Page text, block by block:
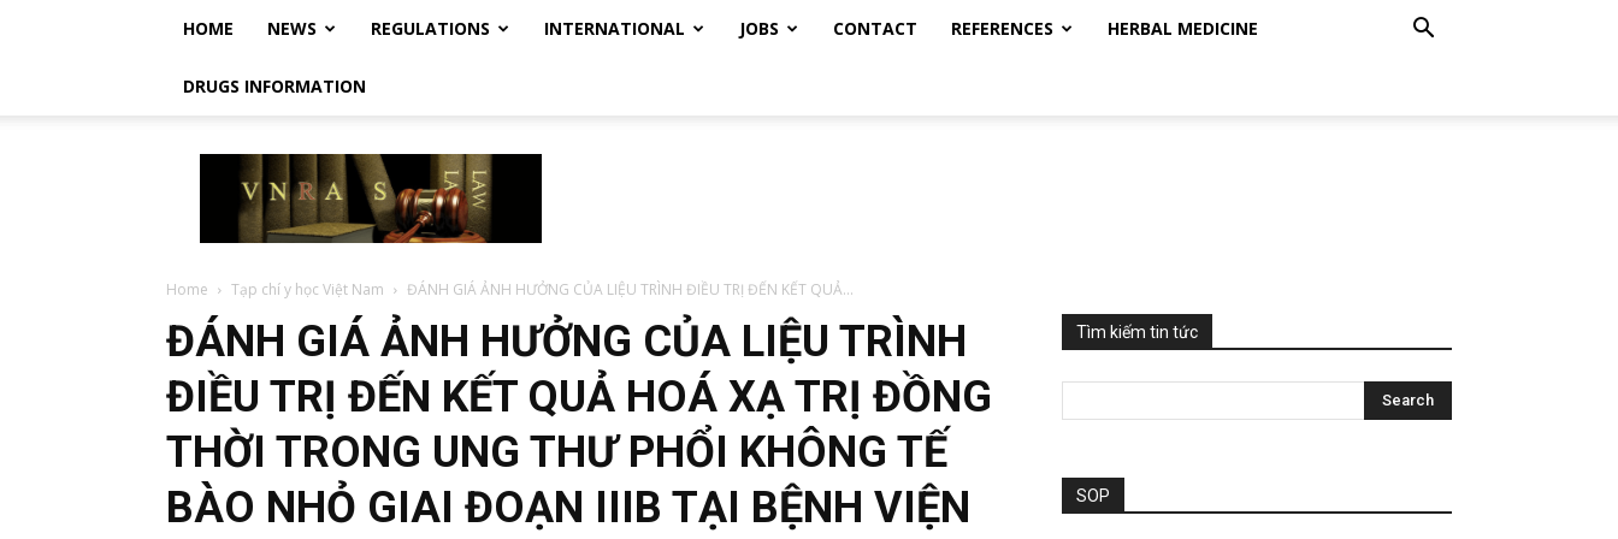
HOME NEWS REGULATIONS INTERNATIONAL JOBS CONTACT REFERENCES HERBAL MEDICINE
DRUGS INFORMATION
Vietnam
Regulatory
Affairs
Society
Luật
Việt
Nam
Home Tạp chí y học Việt Nam ĐÁNH GIÁ ẢNH HƯỞNG CỦA LIỆU TRÌNH ĐIỀU TRỊ ĐẾN KẾT QUẢ...
ĐÁNH GIÁ ẢNH HƯỞNG CỦA LIỆU TRÌNH
ĐIỀU TRỊ ĐẾN KẾT QUẢ HOÁ XẠ TRỊ ĐỒNG
THỜI TRONG UNG THƯ PHỔI KHÔNG TẾ
BÀO NHỎ GIAI ĐOẠN IIIB TẠI BỆNH VIỆN
Tìm kiếm tin tức
SOP